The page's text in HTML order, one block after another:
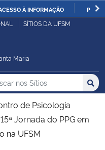
À INFORMAÇÃO
SÍTIOS DA UFSM
Maria
no nos Sítios
de Psicologia
Jornada do PPG em
na UFSM